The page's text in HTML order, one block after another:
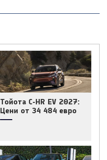
Тойота C-HR EV 2027:
Цени от 34 484 евро